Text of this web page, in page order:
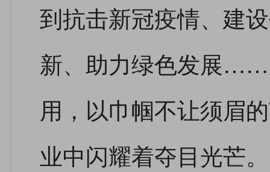
到抗击新冠疫情、建
新、助力绿色发展……
用，以巾帼不让须眉
业中闪耀着夺目光芒。